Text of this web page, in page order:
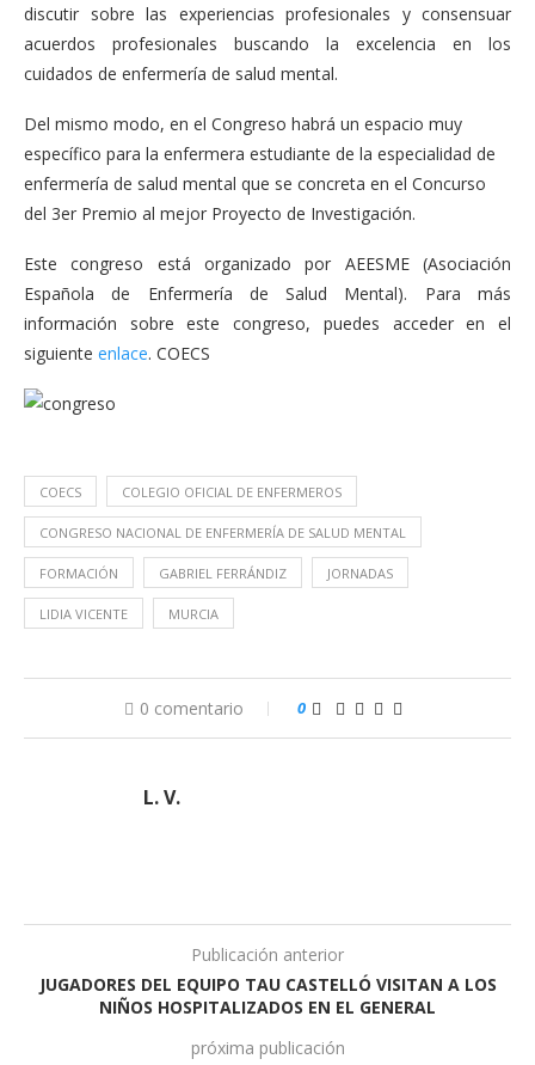
discutir sobre las experiencias profesionales y consensuar
acuerdos profesionales buscando la excelencia en los
cuidados de enfermería de salud mental.
Del mismo modo, en el Congreso habrá un espacio muy
específico para la enfermera estudiante de la especialidad de
enfermería de salud mental que se concreta en el Concurso
del 3er Premio al mejor Proyecto de Investigación.
Este congreso está organizado por AEESME (Asociación
Española de Enfermería de Salud Mental). Para más
información sobre este congreso, puedes acceder en el
siguiente enlace. COECS
COECS COLEGIO OFICIAL DE ENFERMEROS
CONGRESO NACIONAL DE ENFERMERÍA DE SALUD MENTAL
FORMACIÓN GABRIEL FERRÁNDIZ JORNADAS
LIDIA VICENTE MURCIA
0 comentario 0
L. V.
Publicación anterior
JUGADORES DEL EQUIPO TAU CASTELLÓ VISITAN A LOS
NIÑOS HOSPITALIZADOS EN EL GENERAL
próxima publicación